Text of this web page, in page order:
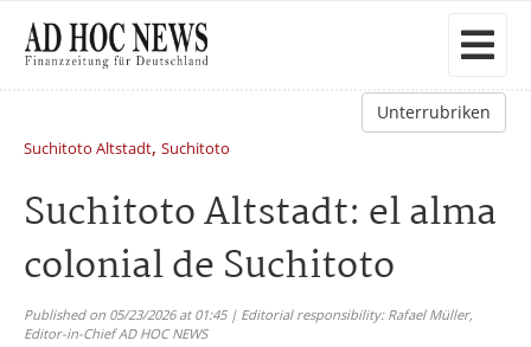
Unterrubriken
Suchitoto Altstadt, Suchitoto
Suchitoto Altstadt: el alma
colonial de Suchitoto
Published on 05/23/2026 at 01:45 | Editorial responsibility: Rafael Müller,
Editor-in-Chief AD HOC NEWS